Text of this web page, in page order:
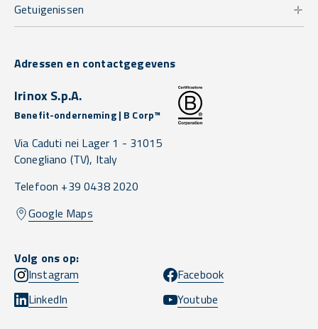
Getuigenissen
Adressen en contactgegevens
Irinox S.p.A.
Benefit-onderneming | B Corp™
Via Caduti nei Lager 1 - 31015
Conegliano (TV), Italy
Telefoon +39 0438 2020
Google Maps
Volg ons op:
Instagram
Facebook
LinkedIn
Youtube